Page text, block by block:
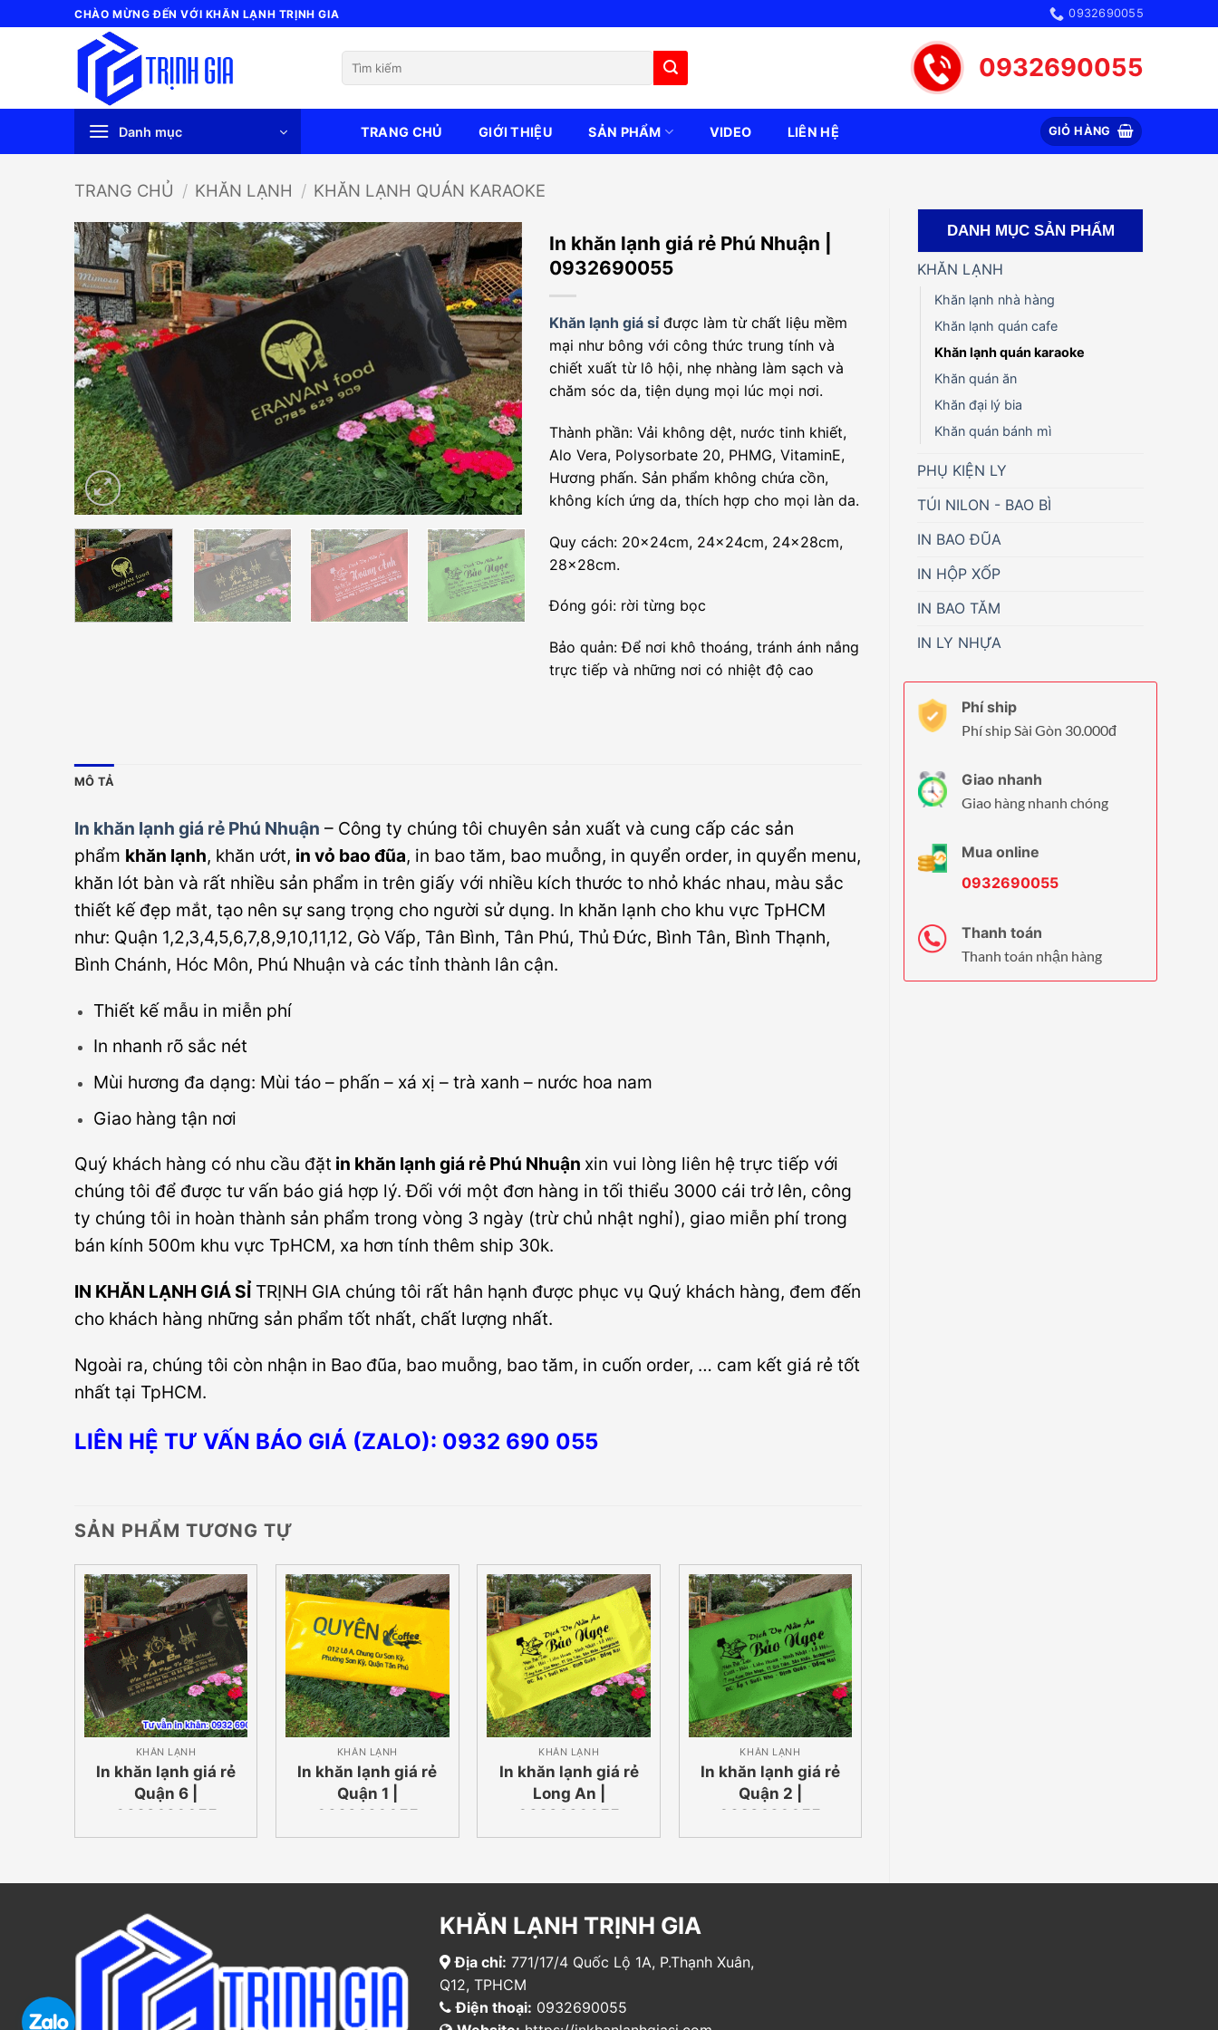
qua
CHÀO MỪNG ĐẾN VỚI KHĂN LẠNH TRỊNH GIA 0932690055
kiếm:
0932690055
Danh mục TRANG CHỦ GIỚI THIỆU SẢN PHẨM VIDEO LIÊN HỆ GIỎ HÀNG
TRANG CHỦ / KHĂN LẠNH / KHĂN LẠNH QUÁN KARAOKE
DANH MỤC SẢN PHẨM
KHĂN LẠNH
Khăn lạnh nhà hàng
Khăn lạnh quán cafe
Khăn lạnh quán karaoke
Khăn quán ăn
Khăn đại lý bia
Khăn quán bánh mì
PHỤ KIỆN LY
TÚI NILON - BAO BÌ
IN BAO ĐŨA
IN HỘP XỐP
IN BAO TĂM
IN LY NHỰA
Phí ship
Phí ship Sài Gòn 30.000đ
Giao nhanh
Giao hàng nhanh chóng
Mua online
0932690055
Thanh toán
Thanh toán nhận hàng
In khăn lạnh giá rẻ Phú Nhuận |
0932690055
Khăn lạnh giá sỉ được làm từ chất liệu mềm
mại như bông với công thức trung tính và
chiết xuất từ lô hội, nhẹ nhàng làm sạch và
chăm sóc da, tiện dụng mọi lúc mọi nơi.
Thành phần: Vải không dệt, nước tinh khiết,
Alo Vera, Polysorbate 20, PHMG, VitaminE,
Hương phấn. Sản phẩm không chứa cồn,
không kích ứng da, thích hợp cho mọi làn da.
Quy cách: 20x24cm, 24x24cm, 24x28cm,
28x28cm.
Đóng gói: rời từng bọc
Bảo quản: Để nơi khô thoáng, tránh ánh nắng
trực tiếp và những nơi có nhiệt độ cao
MÔ TẢ
In khăn lạnh giá rẻ Phú Nhuận – Công ty chúng tôi chuyên sản xuất và cung cấp các sản
phẩm khăn lạnh, khăn ướt, in vỏ bao đũa, in bao tăm, bao muỗng, in quyển order, in quyển menu,
khăn lót bàn và rất nhiều sản phẩm in trên giấy với nhiều kích thước to nhỏ khác nhau, màu sắc
thiết kế đẹp mắt, tạo nên sự sang trọng cho người sử dụng. In khăn lạnh cho khu vực TpHCM
như: Quận 1,2,3,4,5,6,7,8,9,10,11,12, Gò Vấp, Tân Bình, Tân Phú, Thủ Đức, Bình Tân, Bình Thạnh,
Bình Chánh, Hóc Môn, Phú Nhuận và các tỉnh thành lân cận.
Thiết kế mẫu in miễn phí
In nhanh rõ sắc nét
Mùi hương đa dạng: Mùi táo – phấn – xá xị – trà xanh – nước hoa nam
Giao hàng tận nơi
Quý khách hàng có nhu cầu đặt in khăn lạnh giá rẻ Phú Nhuận xin vui lòng liên hệ trực tiếp với
chúng tôi để được tư vấn báo giá hợp lý. Đối với một đơn hàng in tối thiểu 3000 cái trở lên, công
ty chúng tôi in hoàn thành sản phẩm trong vòng 3 ngày (trừ chủ nhật nghỉ), giao miễn phí trong
bán kính 500m khu vực TpHCM, xa hơn tính thêm ship 30k.
IN KHĂN LẠNH GIÁ SỈ TRỊNH GIA chúng tôi rất hân hạnh được phục vụ Quý khách hàng, đem đến
cho khách hàng những sản phẩm tốt nhất, chất lượng nhất.
Ngoài ra, chúng tôi còn nhận in Bao đũa, bao muỗng, bao tăm, in cuốn order, … cam kết giá rẻ tốt
nhất tại TpHCM.
LIÊN HỆ TƯ VẤN BÁO GIÁ (ZALO): 0932 690 055
SẢN PHẨM TƯƠNG TỰ
KHĂN LẠNH
In khăn lạnh giá rẻ
Quận 6 |
0932690055
KHĂN LẠNH
In khăn lạnh giá rẻ
Quận 1 |
0932690055
KHĂN LẠNH
In khăn lạnh giá rẻ
Long An |
0932690055
KHĂN LẠNH
In khăn lạnh giá rẻ
Quận 2 |
0932690055
KHĂN LẠNH TRỊNH GIA
Địa chỉ: 771/17/4 Quốc Lộ 1A, P.Thạnh Xuân,
Q12, TPHCM
Điện thoại: 0932690055